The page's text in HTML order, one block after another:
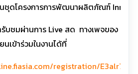
นชุดโครงการการพัฒนาผลิตภัณฑ์
บชมผ่านการ Live สด ทางเพจของ สำนั
นเข้าร่วมในงานได้ที่
registration/